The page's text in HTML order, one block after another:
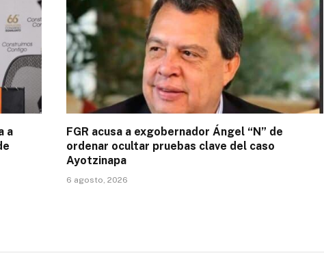
a
FGR acusa a exgobernador Ángel “N” de
ordenar ocultar pruebas clave del caso
Ayotzinapa
6 agosto, 2026